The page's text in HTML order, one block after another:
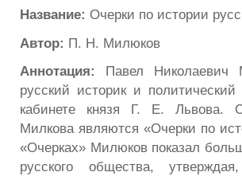
Название: Очерки по истории
Автор: П. Н. Милюков
Аннотация: Павел Николаевич
русский историк и
кабинете князя Г. Е. Львова.
Милкова являются «Очерки по
«Очерках» Милюков показал
русского общества,